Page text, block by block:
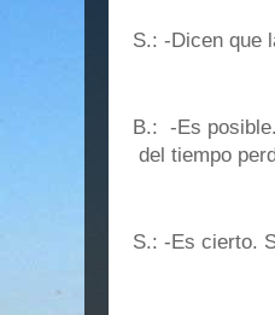
S.: -Dicen que
B.: -Es
del tiempo
S.: -Es cierto.